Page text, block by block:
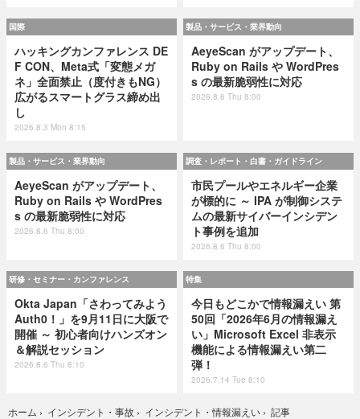
国際
ハッキングカンファレンス DE
F CON、Meta式「変態メガ
ネ」全面禁止（度付きもNG）
広がるスマートグラス締め出
し
2026.8.3 Mon 8:15
製品・サービス・業界動向
AeyeScan がアップデート、
Ruby on Rails や WordPres
s の最新脆弱性に対応
2026.8.6 Thu 8:00
製品・サービス・業界動向
AeyeScan がアップデート、
Ruby on Rails や WordPres
s の最新脆弱性に対応
2026.8.6 Thu 8:00
調査・レポート・白書・ガイドライン
市民プールやエネルギー企業
が標的に ～ IPA が制御システ
ムの最新サイバーインシデン
ト事例を追加
2026.8.6 Thu 8:00
研修・セミナー・カンファレンス
Okta Japan「さわってみよう
Auth0！」を9月11日に大阪で
開催 ～ 初心者向けハンズオン
＆解説セッション
2026.8.6 Thu 8:10
特集
今日もどこかで情報漏えい 第
50回「2026年6月の情報漏え
い」Microsoft Excel 非表示
機能による情報漏えい第二
弾！
2026.7.14 Tue 8:10
ホーム › インシデント・事故 › インシデント・情報漏えい › 記事